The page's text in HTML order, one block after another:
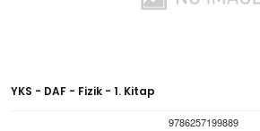
YKS - DAF - Fizik - 1. Kitap
9786257199889